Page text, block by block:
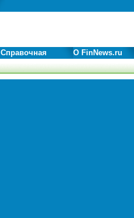
Справочная О FinNews.ru